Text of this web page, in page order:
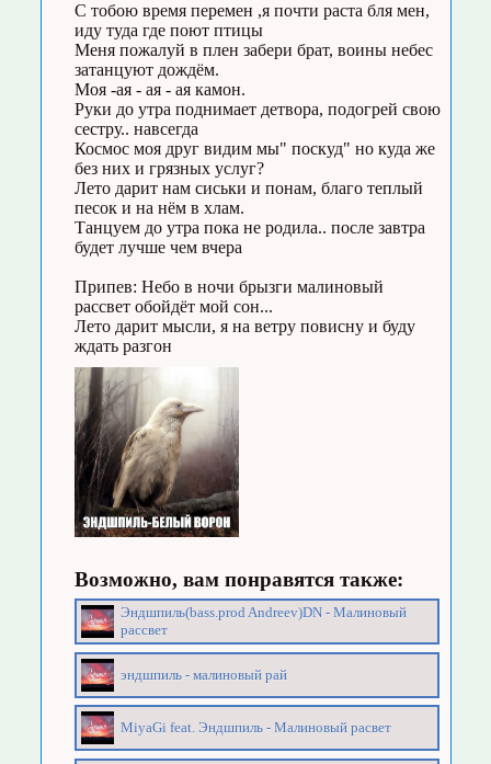
С тобою время перемен ,я почти раста бля мен,
иду туда где поют птицы
Меня пожалуй в плен забери брат, воины небес
затанцуют дождём.
Моя -ая - ая - ая камон.
Руки до утра поднимает детвора, подогрей свою
сестру.. навсегда
Космос моя друг видим мы" поскуд" но куда же
без них и грязных услуг?
Лето дарит нам сиськи и понам, благо теплый
песок и на нём в хлам.
Танцуем до утра пока не родила.. после завтра
будет лучше чем вчера
Припев: Небо в ночи брызги малиновый
рассвет обойдёт мой сон...
Лето дарит мысли, я на ветру повисну и буду
ждать разгон
Возможно, вам понравятся также:
Эндшпиль(bass.prod Andreev)DN - Малиновый
рассвет
эндшпиль - малиновый рай
MiyaGi feat. Эндшпиль - Малиновый расвет